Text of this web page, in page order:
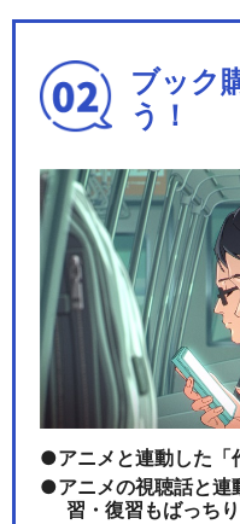
ブック
う！
アニメと連動した「
アニメの視聴話と
習・復習もばっちり